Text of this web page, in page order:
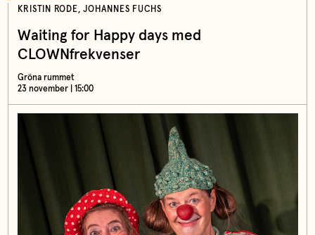
KRISTIN RODE, JOHANNES FUCHS
Waiting for Happy days med
CLOWNfrekvenser
Gröna rummet
23 november | 15:00